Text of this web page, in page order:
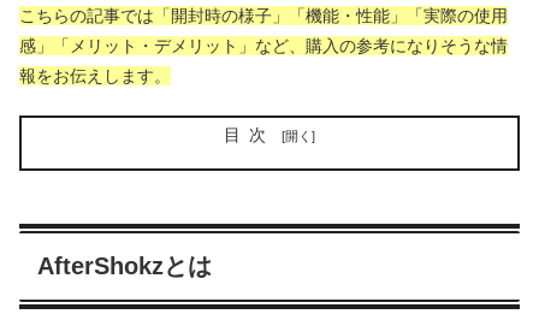
こちらの記事では「開封時の様子」「機能・性能」「実際の使用
感」「メリット・デメリット」など、購入の参考になりそうな情
報をお伝えします。
目次
AfterShokzとは